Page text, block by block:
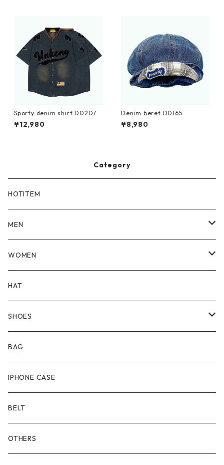
Sporty denim shirt D0207
¥12,980
Denim beret D0165
¥8,980
Category
HOTITEM
MEN
TOPS
BOTTOMS
OUTER
WOMEN
TOPS
BOTTOMS
ONEPIECE
OUTER
HAT
SHOES
ブーツ
スニーカー
サンダル
BAG
IPHONE CASE
BELT
OTHERS